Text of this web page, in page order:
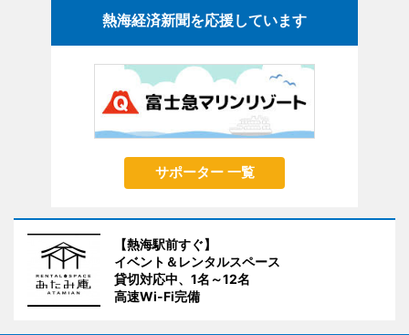
熱海経済新聞を応援しています
サポーター 一覧
【熱海駅前すぐ】
イベント＆レンタルスペース
貸切対応中、1名～12名
高速Wi-Fi完備